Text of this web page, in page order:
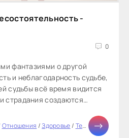
-
0
фантазиями о другой
и неблагодарность судьбе,
судьбы всё время видится
страдания создаются
Отношения /Здоровье/ Тесты онлайн